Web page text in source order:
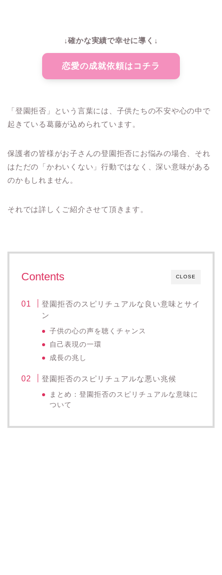
↓確かな実績で幸せに導く↓
恋愛の成就依頼はコチラ
「登園拒否」という言葉には、子供たちの不安や心の中で
起きている葛藤が込められています。
保護者の皆様がお子さんの登園拒否にお悩みの場合、それ
はただの「かわいくない」行動ではなく、深い意味がある
のかもしれません。
それでは詳しくご紹介させて頂きます。
CLOSE
Contents
登園拒否のスピリチュアルな良い意味とサイ
ン
子供の心の声を聴くチャンス
自己表現の一環
成長の兆し
登園拒否のスピリチュアルな悪い兆候
まとめ：登園拒否のスピリチュアルな意味に
ついて